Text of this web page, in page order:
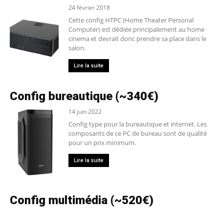
24 février 2018
Cette config HTPC (Home Theater Personal
Computer) est dédiée principalement au home
cinema et devrait donc prendre sa place dans le
salon.
Lire la suite
Config bureautique (~340€)
14 juin 2022
Config type pour la bureautique et internet. Les
composants de ce PC de bureau sont de qualité
pour un prix minimum.
Lire la suite
Config multimédia (~520€)